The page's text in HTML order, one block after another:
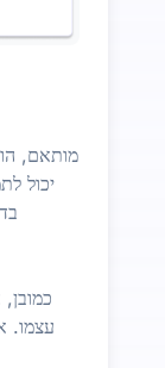
יכול
עצמו.